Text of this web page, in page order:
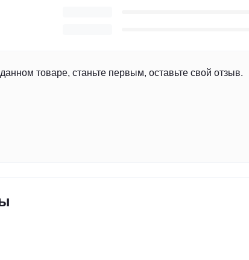
товаре, станьте первым, оставьте свой отзыв.